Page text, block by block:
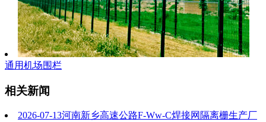
通用机场围栏
相关新闻
2026-07-13河南新乡高速公路F-Ww-C焊接网隔离栅生产厂